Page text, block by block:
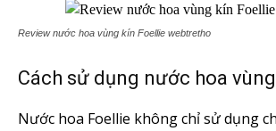
Review nước hoa vùng kín Foellie webtretho
Cách sử dụng nước hoa
Nước hoa Foellie không chỉ sử dụng